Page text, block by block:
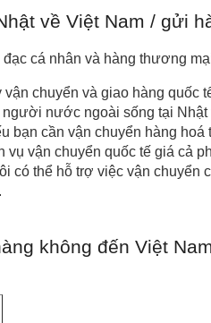
về Việt Nam / gửi
cá nhân và hàng thương
vận chuyển và giao hàng quốc
nước ngoài sống tại
bạn cần vận chuyển hàng
vụ vận chuyển quốc tế giá cả
có thể hỗ trợ việc vận chuyển
không đến Việt